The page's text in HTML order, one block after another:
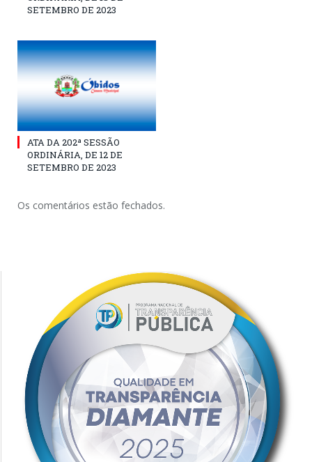
SETEMBRO DE 2023
ATA DA 202ª SESSÃO
ORDINÁRIA, DE 12 DE
SETEMBRO DE 2023
Os comentários estão fechados.